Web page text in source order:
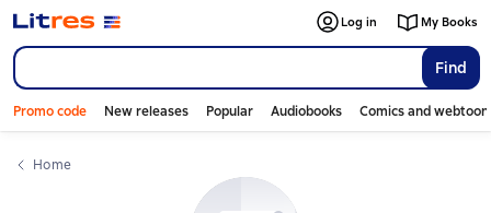
Find
Log in My Books
Promo code New releases Popular Audiobooks Comics and
Home
Слайдер с книгами
Слайдер с книгами